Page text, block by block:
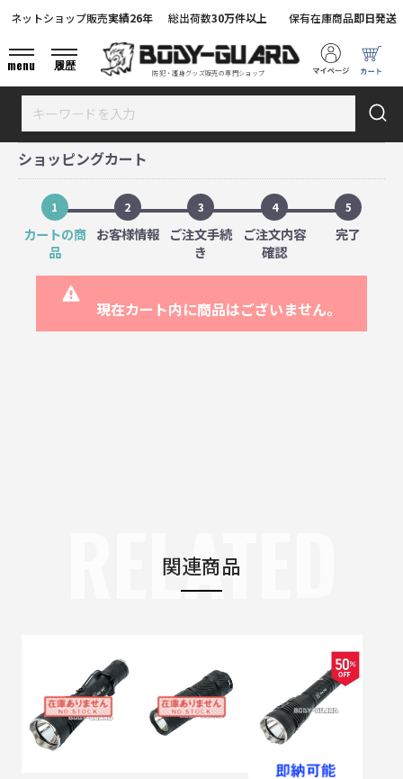
防犯・護身グッズ販売の専門ショップ
ネットショップ販売実績26年 総出荷数30万件以上 保有在庫商品即日発送
menu 履歴
ショッピングカート
1
カートの商
品
2
お客様情報
3
ご注文手続
き
4
ご注文内容
確認
5
完了
現在カート内に商品はございません。
関連商品
RELATED